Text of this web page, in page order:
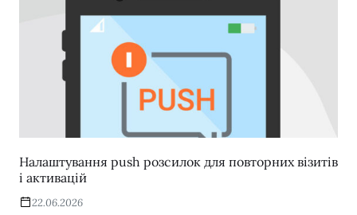
Налаштування push розсилок для повторних візитів
і активацій
22.06.2026